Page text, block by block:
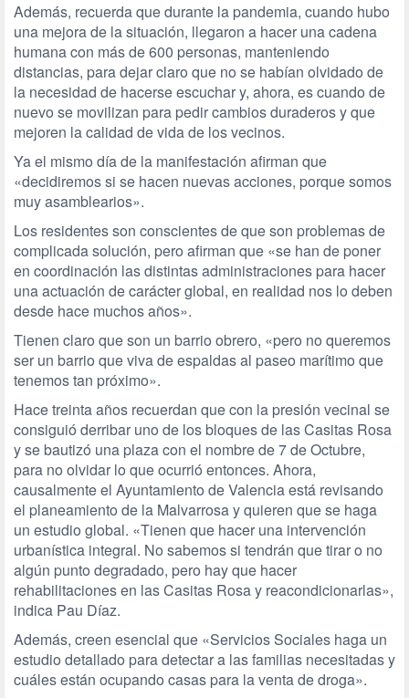
Además, recuerda que durante la pandemia, cuando hubo
una mejora de la situación, llegaron a hacer una cadena
humana con más de 600 personas, manteniendo
distancias, para dejar claro que no se habían olvidado de
la necesidad de hacerse escuchar y, ahora, es cuando de
nuevo se movilizan para pedir cambios duraderos y que
mejoren la calidad de vida de los vecinos.
Ya el mismo día de la manifestación afirman que
«decidiremos si se hacen nuevas acciones, porque somos
muy asamblearios».
Los residentes son conscientes de que son problemas de
complicada solución, pero afirman que «se han de poner
en coordinación las distintas administraciones para hacer
una actuación de carácter global, en realidad nos lo deben
desde hace muchos años».
Tienen claro que son un barrio obrero, «pero no queremos
ser un barrio que viva de espaldas al paseo marítimo que
tenemos tan próximo».
Hace treinta años recuerdan que con la presión vecinal se
consiguió derribar uno de los bloques de las Casitas Rosa
y se bautizó una plaza con el nombre de 7 de Octubre,
para no olvidar lo que ocurrió entonces. Ahora,
causalmente el Ayuntamiento de Valencia está revisando
el planeamiento de la Malvarrosa y quieren que se haga
un estudio global. «Tienen que hacer una intervención
urbanística integral. No sabemos si tendrán que tirar o no
algún punto degradado, pero hay que hacer
rehabilitaciones en las Casitas Rosa y reacondicionarlas»,
indica Pau Díaz.
Además, creen esencial que «Servicios Sociales haga un
estudio detallado para detectar a las familias necesitadas y
cuáles están ocupando casas para la venta de droga».